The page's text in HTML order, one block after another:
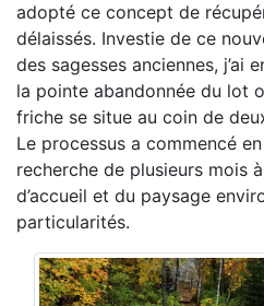
adopté ce concept de
délaissés. Investie de ce
des sagesses anciennes, j’ai
la pointe abandonnée du lot
friche se situe au coin de
Le processus a commencé
recherche de plusieurs mois
d’accueil et du paysage
particularités.